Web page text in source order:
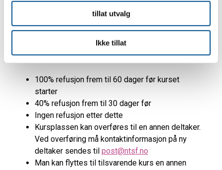
tillat utvalg
Ikke tillat